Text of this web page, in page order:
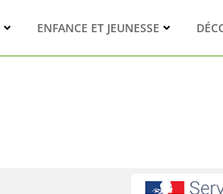
ENFANCE ET JEUNESSE